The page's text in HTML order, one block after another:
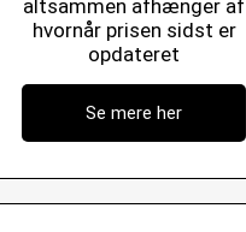
altsammen afhænger af
hvornår prisen sidst er
opdateret
Se mere her